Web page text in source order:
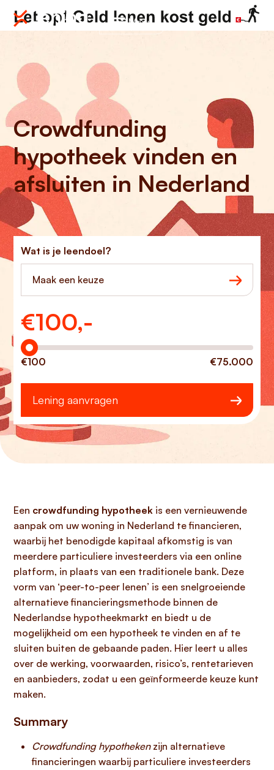
Menu
Crowdfunding
hypotheek vinden en
afsluiten in Nederland
Wat is je leendoel?
Maak een keuze
€100,-
Hoeveel wilt u lenen?
€100 €75.000
Lening aanvragen
Een crowdfunding hypotheek is een vernieuwende
aanpak om uw woning in Nederland te financieren,
waarbij het benodigde kapitaal afkomstig is van
meerdere particuliere investeerders via een online
platform, in plaats van een traditionele bank. Deze
vorm van ‘peer-to-peer lenen’ is een snelgroeiende
alternatieve financieringsmethode binnen de
Nederlandse hypotheekmarkt en biedt u de
mogelijkheid om een hypotheek te vinden en af te
sluiten buiten de gebaande paden. Hier leert u alles
over de werking, voorwaarden, risico’s, rentetarieven
en aanbieders, zodat u een geïnformeerde keuze kunt
maken.
Summary
Crowdfunding hypothekenzijn alternatieve
financieringen waarbij particuliere investeerders